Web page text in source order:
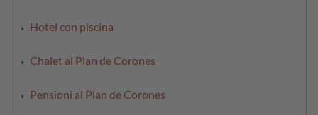
Hotel con piscina
Chalet al Plan de Corones
Pensioni al Plan de Corones